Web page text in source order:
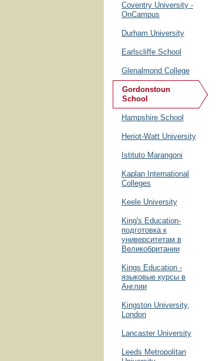
Coventry University -
OnCampus
Durham University
Earlscliffe School
Glenalmond College
Gordonstoun
School
Hampshire School
Heriot-Watt University
Istituto Marangoni
Kaplan International
Colleges
Keele University
King's Education-
подготовка к
университетам в
Великобритании
Kings Education -
языковые курсы в
Англии
Kingston University,
London
Lancaster University
Leeds Metropolitan